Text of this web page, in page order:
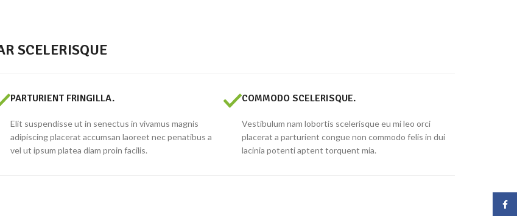
SCELERISQUE
PARTURIENT FRINGILLA.
Elit suspendisse ut in senectus in vivamus magnis
adipiscing placerat accumsan laoreet nec penatibus a
vel ut ipsum platea diam proin facilis.
COMMODO SCELERISQUE.
Vestibulum nam lobortis scelerisque eu mi leo orci
placerat a parturient congue non commodo felis in dui
lacinia potenti aptent torquent mia.